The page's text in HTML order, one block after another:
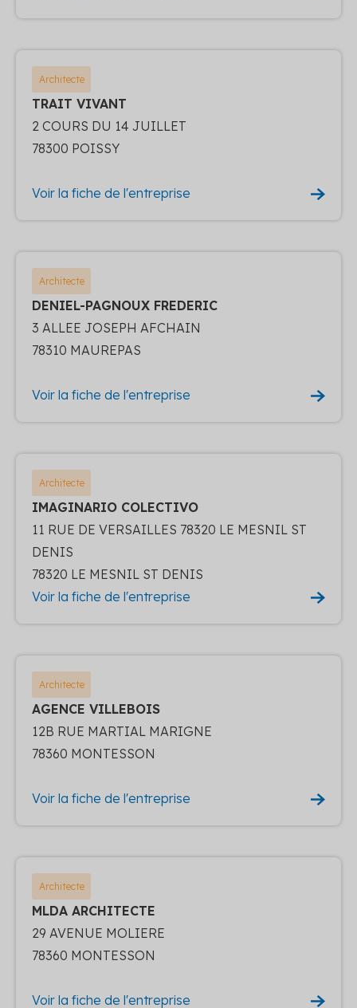
Architecte
TRAIT VIVANT
2 COURS DU 14 JUILLET
78300 POISSY
Voir la fiche de l'entreprise
Architecte
DENIEL-PAGNOUX FREDERIC
3 ALLEE JOSEPH AFCHAIN
78310 MAUREPAS
Voir la fiche de l'entreprise
Architecte
IMAGINARIO COLECTIVO
11 RUE DE VERSAILLES 78320 LE MESNIL ST
DENIS
78320 LE MESNIL ST DENIS
Voir la fiche de l'entreprise
Architecte
AGENCE VILLEBOIS
12B RUE MARTIAL MARIGNE
78360 MONTESSON
Voir la fiche de l'entreprise
Architecte
MLDA ARCHITECTE
29 AVENUE MOLIERE
78360 MONTESSON
Voir la fiche de l'entreprise